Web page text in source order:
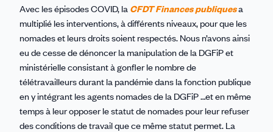
Avec les épisodes COVID, la CFDT Finances publiquesa
multiplié les interventions, à différents niveaux, pour que les
nomades et leurs droits soient respectés. Nous n’avons ainsi
eu de cesse de dénoncer la manipulation de la DGFiP et
ministérielle consistant à gonfler le nombre de
télétravailleurs durant la pandémie dans la fonction publique
en y intégrant les agents nomades de la DGFiP …et en même
temps à leur opposer le statut de nomades pour leur refuser
des conditions de travail que ce même statut permet. La